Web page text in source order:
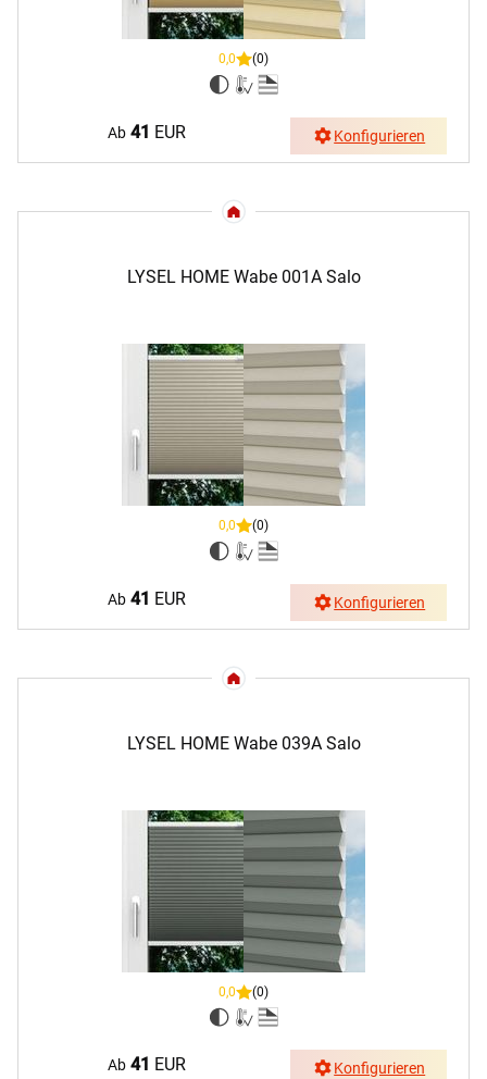
0,0 (0)
Ab 41 EUR Konfigurieren
LYSEL HOME Wabe 001A Salo
0,0 (0)
Ab 41 EUR Konfigurieren
LYSEL HOME Wabe 039A Salo
0,0 (0)
Ab 41 EUR Konfigurieren